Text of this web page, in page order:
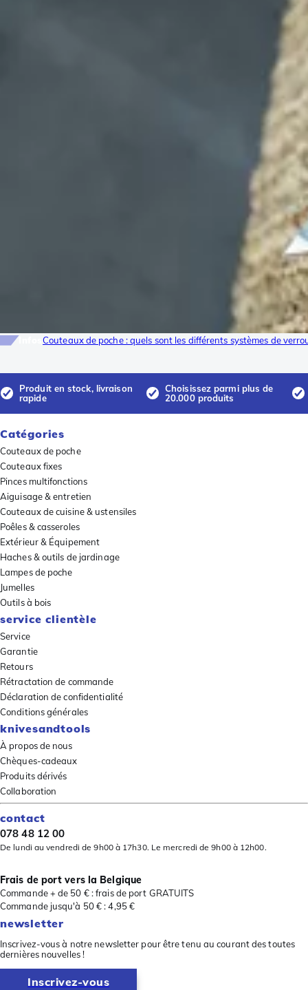
Couteaux de poche : quels sont les différents systèmes de
Produit en stock, livraison
rapide
Choisissez parmi plus de
20.000 produits
Catégories
Couteaux de poche
Couteaux fixes
Pinces multifonctions
Aiguisage & entretien
Couteaux de cuisine & ustensiles
Poêles & casseroles
Extérieur & Équipement
Haches & outils de jardinage
Lampes de poche
Jumelles
Outils à bois
service clientèle
Service
Garantie
Retours
Rétractation de commande
Déclaration de confidentialité
Conditions générales
knivesandtools
À propos de nous
Chèques-cadeaux
Produits dérivés
Collaboration
contact
078 48 12 00
De lundi au vendredi de 9h00 à 17h30. Le mercredi de 9h00 à 12h00.
Frais de port vers la Belgique
Commande + de 50 € : frais de port GRATUITS
Commande jusqu'à 50 € : 4,95 €
newsletter
Inscrivez-vous à notre newsletter pour être tenu au courant des toutes
dernières nouvelles !
Inscrivez-vous